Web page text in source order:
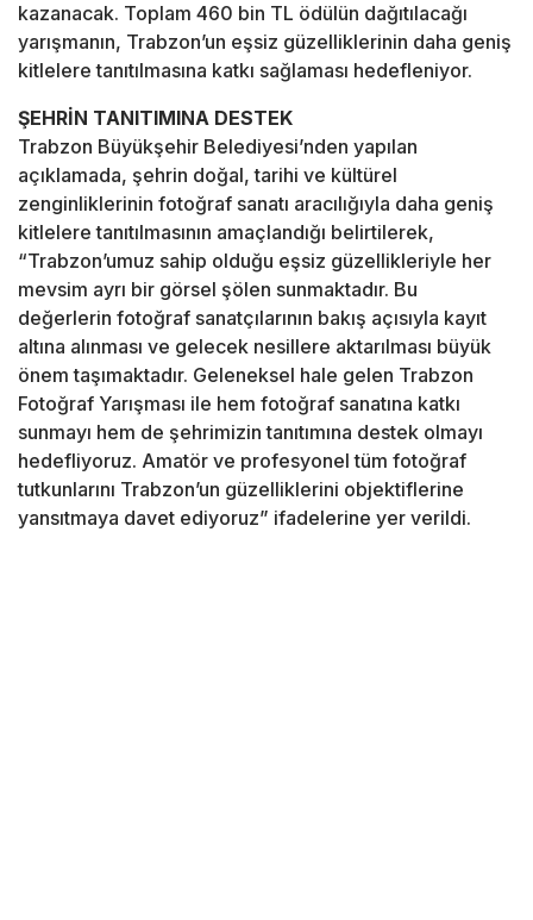
kazanacak. Toplam 460 bin TL ödülün dağıtılacağı
yarışmanın, Trabzon’un eşsiz güzelliklerinin daha geniş
kitlelere tanıtılmasına katkı sağlaması hedefleniyor.
ŞEHRİN TANITIMINA DESTEK
Trabzon Büyükşehir Belediyesi’nden yapılan
açıklamada, şehrin doğal, tarihi ve kültürel
zenginliklerinin fotoğraf sanatı aracılığıyla daha geniş
kitlelere tanıtılmasının amaçlandığı belirtilerek,
“Trabzon’umuz sahip olduğu eşsiz güzellikleriyle her
mevsim ayrı bir görsel şölen sunmaktadır. Bu
değerlerin fotoğraf sanatçılarının bakış açısıyla kayıt
altına alınması ve gelecek nesillere aktarılması büyük
önem taşımaktadır. Geleneksel hale gelen Trabzon
Fotoğraf Yarışması ile hem fotoğraf sanatına katkı
sunmayı hem de şehrimizin tanıtımına destek olmayı
hedefliyoruz. Amatör ve profesyonel tüm fotoğraf
tutkunlarını Trabzon’un güzelliklerini objektiflerine
yansıtmaya davet ediyoruz” ifadelerine yer verildi.